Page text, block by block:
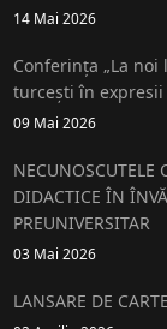
14 Mai 2026
Conferința „La
turcești în expresii
09 Mai 2026
NECUNOSCUTELE
DIDACTICE ÎN
PREUNIVERSITAR
03 Mai 2026
LANSARE DE